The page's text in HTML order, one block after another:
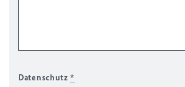
Datenschutz*